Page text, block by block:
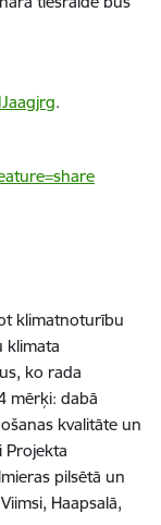
.
klimatnoturību
klimata
ko rada
mērķi: dabā
kvalitāte un
Projekta
pilsētā un
Haapsalā,